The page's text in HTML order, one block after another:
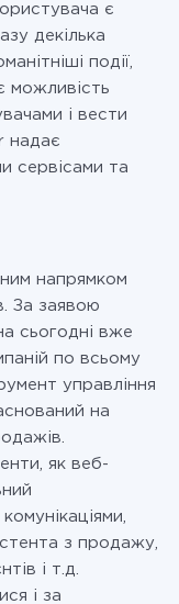
є
декілька
події,
можливість
і вести
надає
сервісами та
напрямком
За заявою
сьогодні вже
по всьому
управління
на
як веб-
з продажу,
і т.д.
і за